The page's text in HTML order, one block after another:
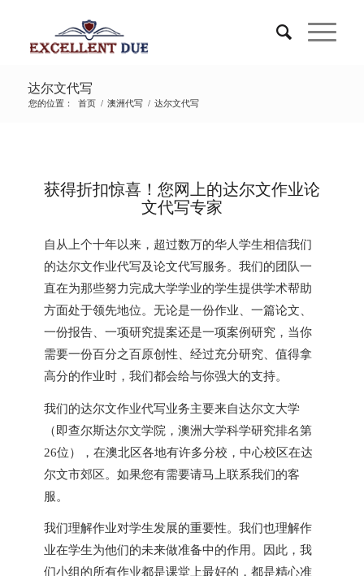
达尔文代写
您的位置： 首页 / 澳洲代写 / 达尔文代写
获得折扣惊喜！您网上的达尔文作业论
文代写专家
自从上个十年以来，超过数万的华人学生相信我们
的达尔文作业代写及论文代写服务。我们的团队一
直在为那些努力完成大学学业的学生提供学术帮助
方面处于领先地位。无论是一份作业、一篇论文、
一份报告、一项研究提案还是一项案例研究，当你
需要一份百分之百原创性、经过充分研究、值得拿
高分的作业时，我们都会给与你强大的支持。
我们的达尔文作业代写业务主要来自达尔文大学
（即查尔斯达尔文学院，澳洲大学科学研究排名第
26位），在澳北区各地有许多分校，中心校区在达
尔文市郊区。如果您有需要请马上联系我们的客
服。
我们理解作业对学生发展的重要性。我们也理解作
业在学生为他们的未来做准备中的作用。因此，我
们小组的所有作业都是课堂上最好的，都是精心准